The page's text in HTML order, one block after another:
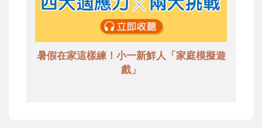
暑假在家這樣練！小一新鮮人「家庭模擬遊
戲」